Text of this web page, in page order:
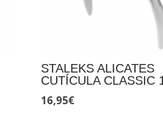
STALEKS ALICATES
CUTÍCULA CLASSIC
16,95€